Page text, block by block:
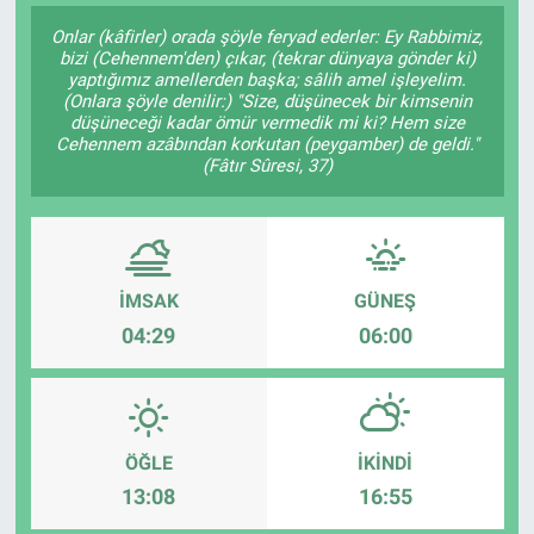
Onlar (kâfirler) orada şöyle feryad ederler: Ey Rabbimiz,
bizi (Cehennem'den) çıkar, (tekrar dünyaya gönder ki)
yaptığımız amellerden başka; sâlih amel işleyelim.
(Onlara şöyle denilir:) "Size, düşünecek bir kimsenin
düşüneceği kadar ömür vermedik mi ki? Hem size
Cehennem azâbından korkutan (peygamber) de geldi."
(Fâtır Sûresi, 37)
İMSAK
04:29
GÜNEŞ
06:00
ÖĞLE
13:08
İKINDI
16:55
SAĞLIK
EKONOMİ
Keşfet
ASTROLOJİ
MANŞET
RESMİ İLANLAR
İLAN